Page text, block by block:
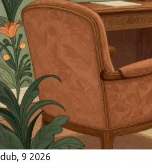
dub, 9 2026